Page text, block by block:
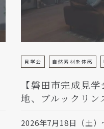
見学会 自然素材を体感
【磐田市完成見
地、ブルックリン
2026年7月18日（土）